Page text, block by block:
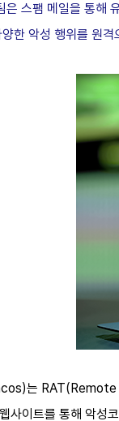
은 스팸 메일을 통해
한 악성 행위를 원
는 RAT(Remote
사이트를 통해 악성